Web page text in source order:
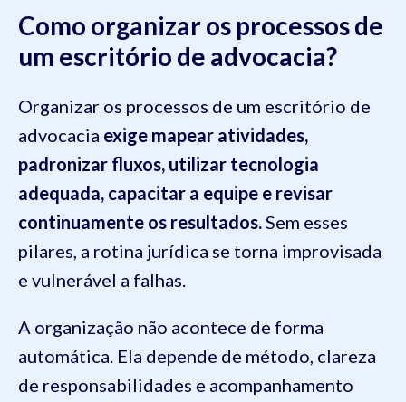
Como organizar os processos de
um escritório de advocacia?
Organizar os processos de um escritório de
advocacia exige mapear atividades,
padronizar fluxos, utilizar tecnologia
adequada, capacitar a equipe e revisar
continuamente os resultados.Sem esses
pilares, a rotina jurídica se torna improvisada
e vulnerável a falhas.
A organização não acontece de forma
automática. Ela depende de método, clareza
de responsabilidades e acompanhamento